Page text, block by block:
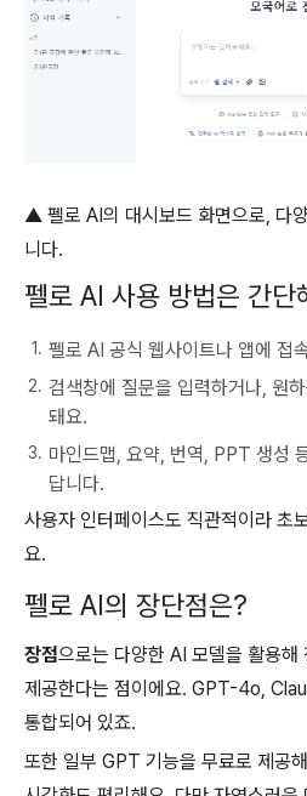
▲ 펠로 AI의 대시보드 화면으로, 다
니다.
펠로 AI 사용 방법은 간단
펠로 AI 공식 웹사이트나 앱에 접
검색창에 질문을 입력하거나, 원
돼요.
마인드맵, 요약, 번역, PPT 생성
답니다.
사용자 인터페이스도 직관적이라 초
요.
펠로 AI의 장단점은?
장점으로는 다양한 AI 모델을 활용해
제공한다는 점이에요. GPT-4o,
통합되어 있죠.
또한 일부 GPT 기능을 무료로 제공